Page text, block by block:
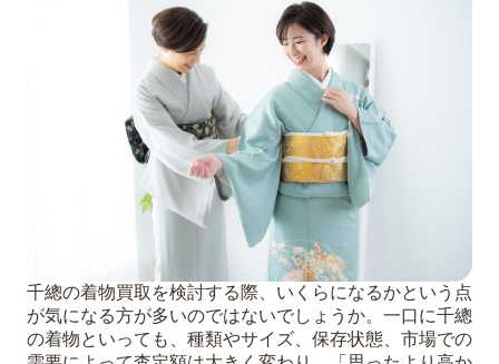
千總の着物買取を検討する際、いくらになるかという点
が気になる方が多いのではないでしょうか。一口に千總
の着物といっても、種類やサイズ、保存状態、市場での